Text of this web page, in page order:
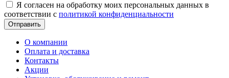
Я согласен на обработку моих персональных данных в
соответствии с политикой конфиденциальности
Отправить
О компании
Оплата и доставка
Контакты
Акции